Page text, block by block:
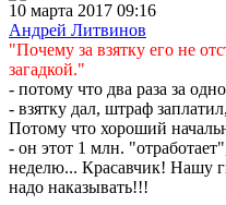
10 марта 2017 09:16
Андрей Литвинов
"Почему за взятку его не
загадкой."
- потому что два раза за
- взятку дал, штраф
Потому что хороший
- он этот 1 млн.
неделю... Красавчик! Нашу
надо наказывать!!!